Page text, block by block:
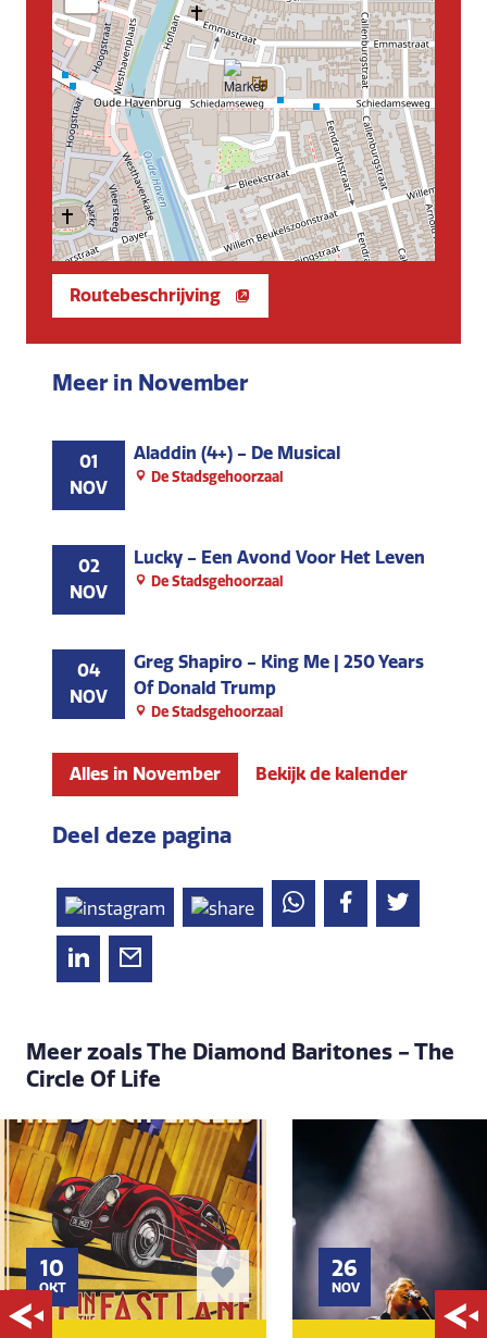
Routebeschrijving
Meer in November
01
NOV
Aladdin (4+) - De Musical
De Stadsgehoorzaal
02
NOV
Lucky - Een Avond Voor Het Leven
De Stadsgehoorzaal
04
NOV
Greg Shapiro - King Me | 250 Years
Of Donald Trump
De Stadsgehoorzaal
Alles in November Bekijk de kalender
Deel deze pagina
Meer zoals The Diamond Baritones - The
Circle Of Life
10
OKT
26
NOV